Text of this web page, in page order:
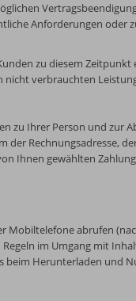
Anforderungen
zu diesem
verbrauchten
zu Ihrer Person und
der
Ihnen gewählten
Mobiltelefone abrufen
im Umgang mit
beim Herunterladen